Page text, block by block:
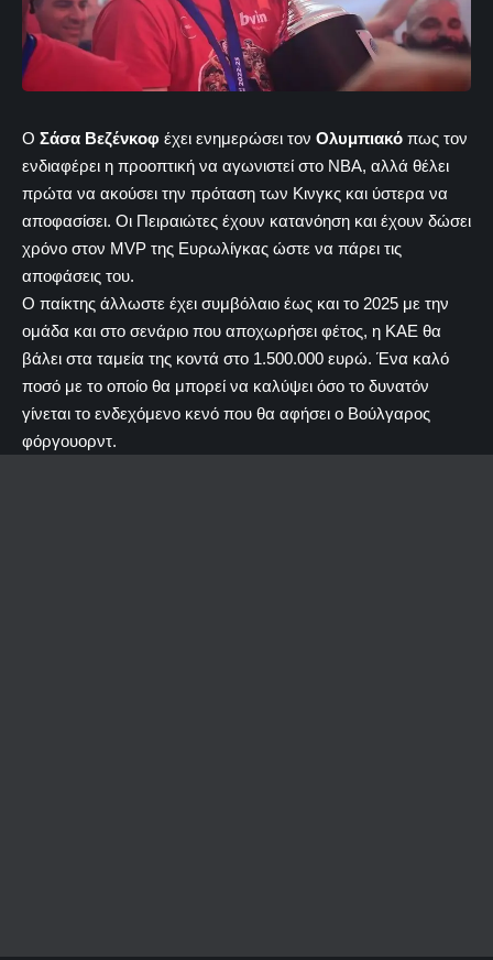
Ο Σάσα Βεζένκοφ έχει ενημερώσει τον Ολυμπιακό πως τον
ενδιαφέρει η προοπτική να αγωνιστεί στο ΝΒΑ, αλλά θέλει
πρώτα να ακούσει την πρόταση των Κινγκς και ύστερα να
αποφασίσει. Οι Πειραιώτες έχουν κατανόηση και έχουν δώσει
χρόνο στον MVP της Ευρωλίγκας ώστε να πάρει τις
αποφάσεις του.
Ο παίκτης άλλωστε έχει συμβόλαιο έως και το 2025 με την
ομάδα και στο σενάριο που αποχωρήσει φέτος, η ΚΑΕ θα
βάλει στα ταμεία της κοντά στο 1.500.000 ευρώ. Ένα καλό
ποσό με το οποίο θα μπορεί να καλύψει όσο το δυνατόν
γίνεται το ενδεχόμενο κενό που θα αφήσει ο Βούλγαρος
φόργουορντ.